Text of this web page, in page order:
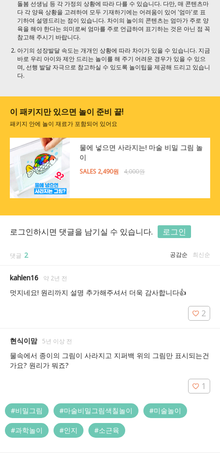
돌봄 선생님 등 각 가정의 상황에 따라 다를 수 있습니다. 다만, 매 콘텐츠마
다 각 양육 상황을 고려하여 모두 기재하기에는 어려움이 있어 '엄마'로 표
기하여 설명드리는 점이 있습니다. 차이의 놀이의 콘텐츠는 엄마가 주로 양
육을 해야 한다는 의미로써 엄마를 주로 언급하여 표기하는 것은 아닌 점 꼭
참고해 주시기 바랍니다.
아기의 성장발달 속도는 개개인 상황에 따라 차이가 있을 수 있습니다. 지금
바로 우리 아이와 제안 드리는 놀이를 해 주기 어려운 경우가 있을 수 있으
며, 선행 발달 자극으로 참고하실 수 있도록 놀이팁을 제공해 드리고 있습니
다.
이 패키지만 있으면 놀이 준비 끝!
패키지 안에 놀이 재료가 포함되어 있어요
물에 넣으면 사라지는! 마술 비밀 그림 놀
이
SALES 2,490원 4,000원
로그인하시면 댓글을 남기실 수 있습니다. 로그인
댓글 2 공감순 최신순
kahlen16 약 2년 전
멋지네요! 원리까지 설명 추가해주셔서 더욱 감사합니다👍
2
현식이맘 5년 이상 전
물속에서 종이의 그림이 사라지고 지퍼백 위의 그림만 표시되는건
가요? 원리가 뭐죠?
1
#비밀그림 #마술비밀그림색칠놀이 #미술놀이
#과학놀이 #인지 #소근육